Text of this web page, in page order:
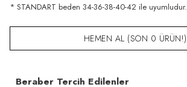
* STANDART beden 34-36-38-40-42 ile uyumludur.
HEMEN AL (SON 0 ÜRÜN!)
Beraber Tercih Edilenler